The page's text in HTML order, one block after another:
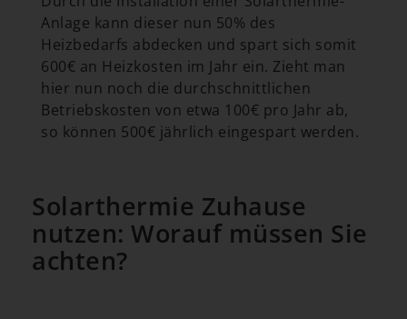
Anlage kann dieser nun 50% des
Heizbedarfs abdecken und spart sich somit
600€ an Heizkosten im Jahr ein. Zieht man
hier nun noch die durchschnittlichen
Betriebskosten von etwa 100€ pro Jahr ab,
so können 500€ jährlich eingespart werden.
Solarthermie Zuhause
nutzen: Worauf müssen Sie
achten?